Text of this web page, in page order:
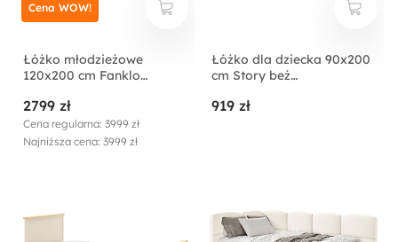
Łóżko młodzieżowe
120x200 cm Fanklo
materacem pojemnikiem i
barierkami szarobeżowe
plusz hydrofobowy
2799 zł
Cena regularna: 3999 zł
Najniższa cena: 3999 zł
Cena WOW!
Łóżko dla dziecka 90x200
cm Story beż
bielona
919 zł